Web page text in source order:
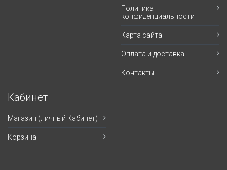
Политика
конфиденциальности
Карта сайта
Оплата и доставка
Контакты
Кабинет
Магазин (личный Кабинет)
Корзина